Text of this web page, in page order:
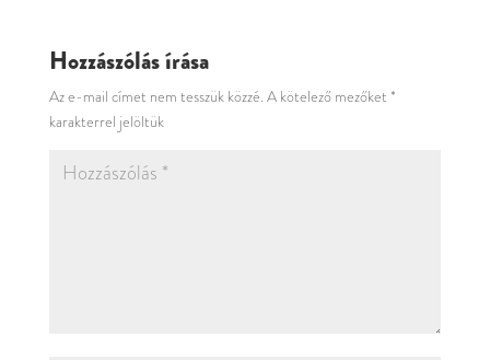
Hozzászólás írása
Az e-mail címet nem tesszük közzé. A kötelező mezőket *
karakterrel jelöltük